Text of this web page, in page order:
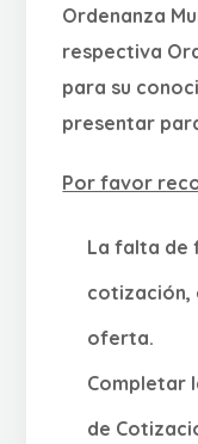
Ordenanza
respectiva
para su
presentar
Por favor
La falta de
cotización,
oferta.
Completar
de